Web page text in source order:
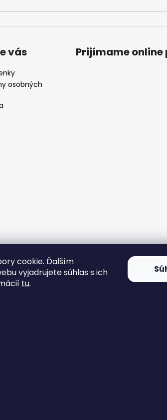
cookie. Ďalším
vyjadrujete súhlas s ich
tu.
vás
osobných
Prijímame